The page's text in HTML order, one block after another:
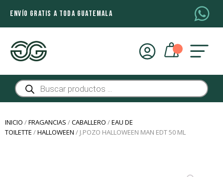
ENVÍO GRATIS A TODA GUATEMALA
Búsqueda
de
productos
INICIO /FRAGANCIAS /CABALLERO /EAU DE
TOILETTE /HALLOWEEN / J.POZO HALLOWEEN MAN EDT 50 ML